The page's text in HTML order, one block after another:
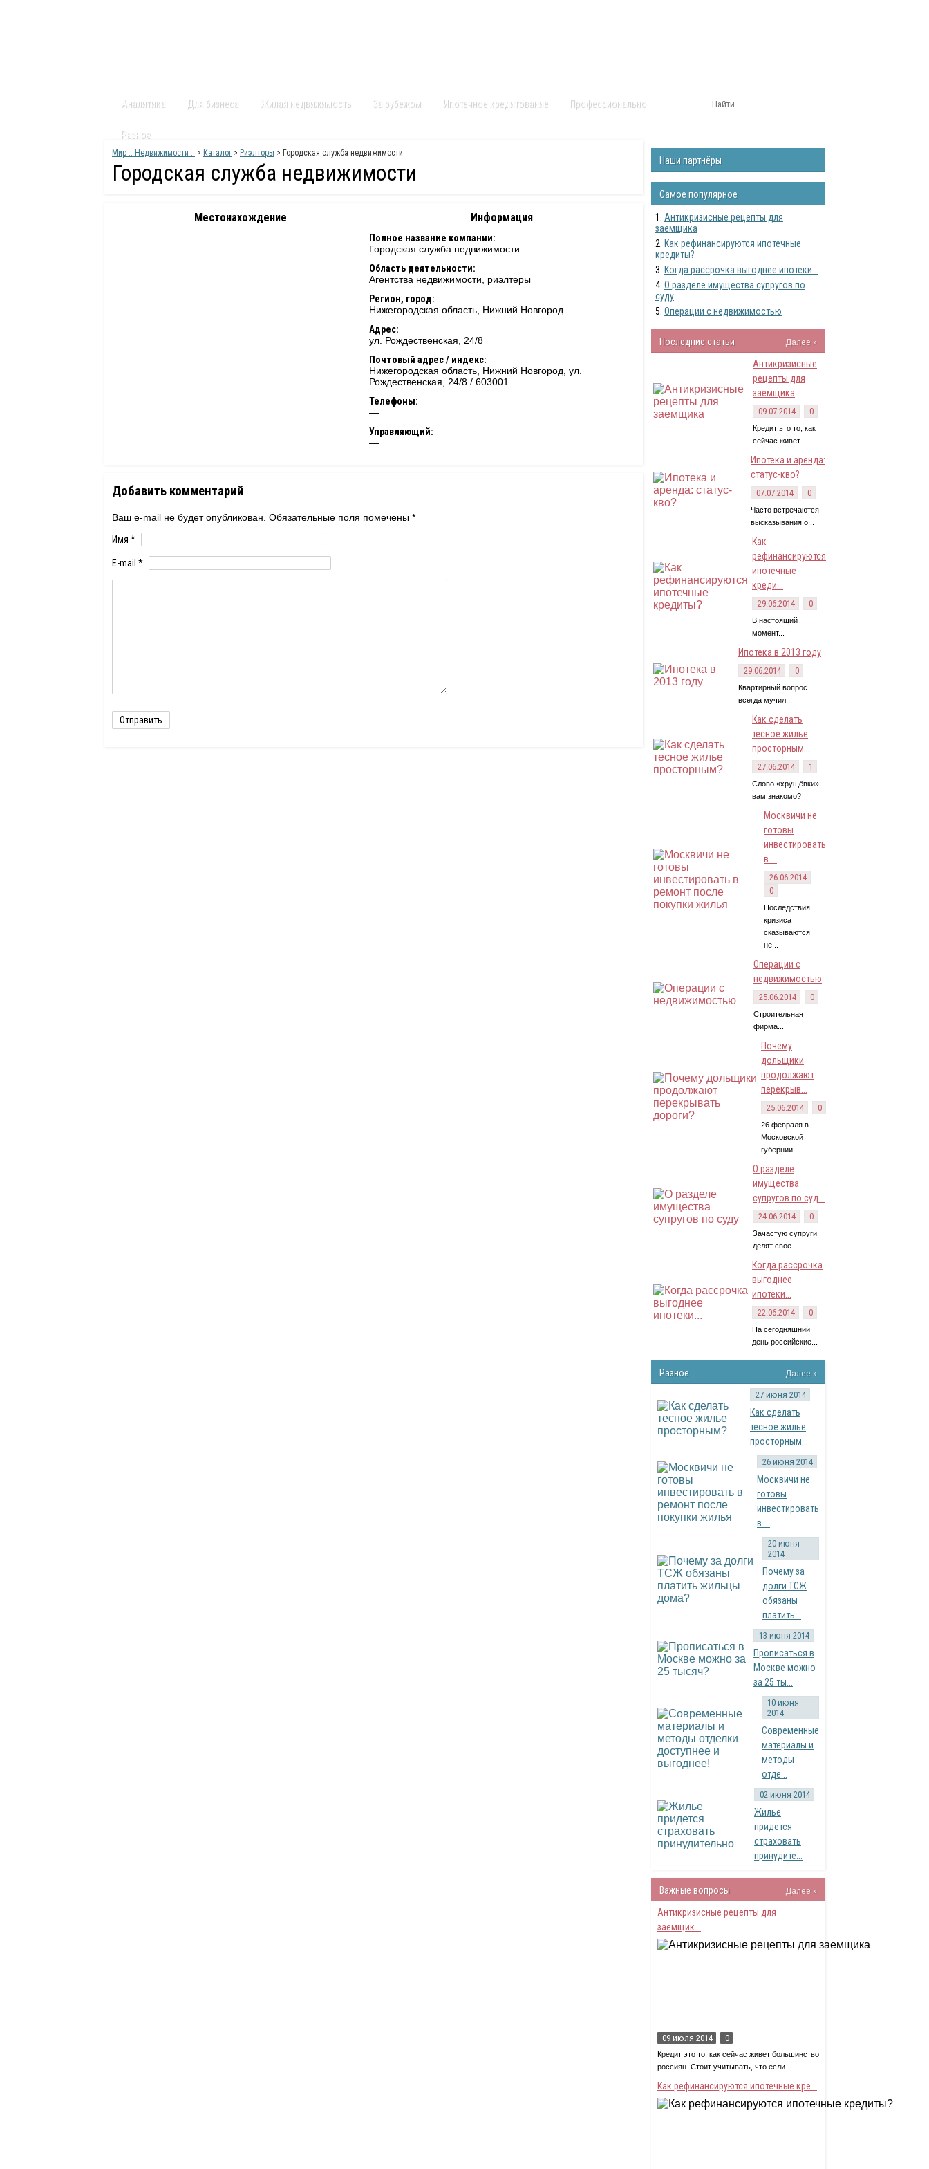
Аналитика Для бизнеса Жилая недвижимость За рубежом Ипотечное кредитование Профессионально
Разное
Мир :: Недвижимости :: > Каталог> Риэлторы > Городская служба недвижимости
Городская служба недвижимости
Местонахождение Информация
Полное название компании:
Городская служба недвижимости
Область деятельности:
Агентства недвижимости, риэлтеры
Регион, город:
Нижегородская область Нижний Новгород
Адрес:
ул. Рождественская, 24/8
Почтовый адрес / индекс:
Нижегородская область, Нижний Новгород, ул.
Рождественская, 24/8 / 603001
Телефоны:
—
Управляющий:
—
Добавить комментарий
Ваш e-mail не будет опубликован. Обязательные поля помечены *
Имя *
E-mail *
Наши партнёры
Самое популярное
Антикризисные рецепты для
заемщика
Как рефинансируются ипотечные
кредиты?
Когда рассрочка выгоднее ипотеки...
О разделе имущества супругов по
суду
Операции с недвижимостью
Последние статьи
Далее »
Антикризисные
рецепты для
заемщика
09.07.2014 0
Кредит это то, как
сейчас живет...
Ипотека и аренда:
статус-кво?
07.07.2014 0
Часто встречаются
высказывания о...
Как
рефинансируются
ипотечные
креди...
29.06.2014 0
В настоящий
момент...
Ипотека в 2013 году
29.06.2014 0
Квартирный вопрос
всегда мучил...
Как сделать
тесное жилье
просторным...
27.06.2014 1
Слово «хрущёвки»
вам знакомо?
Москвичи не
готовы
инвестировать
в ...
26.06.2014
0
Последствия
кризиса
сказываются
не...
Операции с
недвижимостью
25.06.2014 0
Строительная
фирма...
Почему
дольщики
продолжают
перекрыв...
25.06.2014 0
26 февраля в
Московской
губернии...
О разделе
имущества
супругов по суд...
24.06.2014 0
Зачастую супруги
делят свое...
Когда рассрочка
выгоднее
ипотеки...
22.06.2014 0
На сегодняшний
день российские...
Разное Далее »
27 июня 2014
Как сделать
тесное жилье
просторным...
26 июня 2014
Москвичи не
готовы
инвестировать
в ...
20 июня
2014
Почему за
долги ТСЖ
обязаны
платить...
13 июня 2014
Прописаться в
Москве можно
за 25 ты...
10 июня
2014
Современные
материалы и
методы
отде...
02 июня 2014
Жилье
придется
страховать
принудите...
Важные вопросы
Далее »
Антикризисные рецепты для
заемщик...
09 июля 2014 0
Кредит это то, как сейчас живет большинство
россиян. Стоит учитывать, что если...
Как рефинансируются ипотечные кре...